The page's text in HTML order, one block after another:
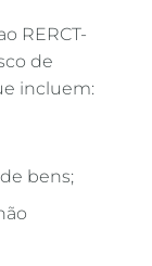
RERCT-
de
incluem:
bens;